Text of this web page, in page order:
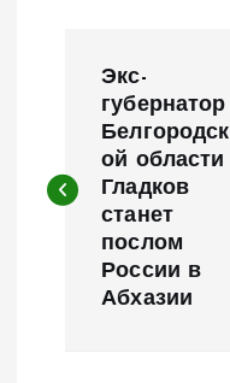
в
Экс-
губернатор
Белгородск
ой области
Гладков
станет
послом
России в
Абхазии